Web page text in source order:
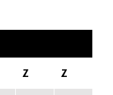
Z Z